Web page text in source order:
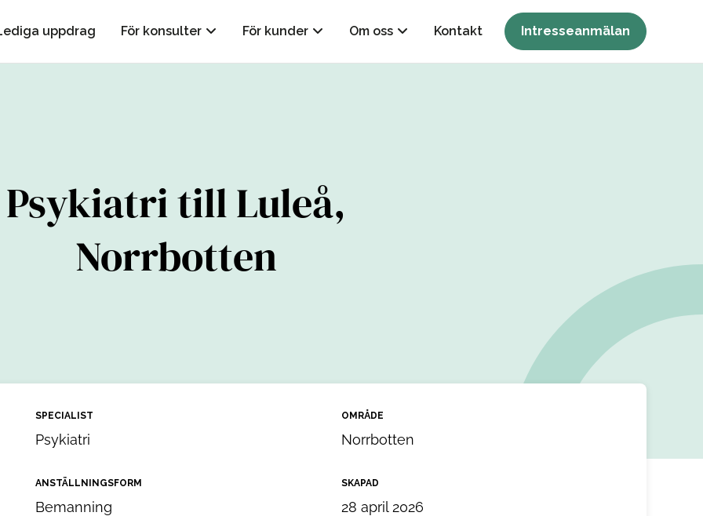
uppdrag För konsulter För kunder Om oss Kontakt Intresseanmälan
Psykiatri till Luleå,
Norrbotten
SPECIALIST
Psykiatri
OMRÅDE
Norrbotten
ANSTÄLLNINGSFORM
Bemanning
SKAPAD
28 april 2026